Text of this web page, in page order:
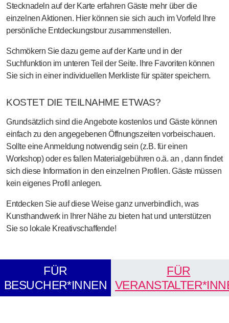
Stecknadeln auf der Karte erfahren Gäste mehr über die
einzelnen Aktionen. Hier können sie sich auch im Vorfeld Ihre
persönliche Entdeckungstour zusammenstellen.
Schmökern Sie dazu gerne auf der Karte und in der
Suchfunktion im unteren Teil der Seite. Ihre Favoriten können
Sie sich in einer individuellen Merkliste für später speichern.
KOSTET DIE TEILNAHME ETWAS?
Grundsätzlich sind die Angebote kostenlos und Gäste können
einfach zu den angegebenen Öffnungszeiten vorbeischauen.
Sollte eine Anmeldung notwendig sein (z.B. für einen
Workshop) oder es fallen Materialgebühren o.ä. an , dann findet
sich diese Information in den einzelnen Profilen. Gäste müssen
kein eigenes Profil anlegen.
Entdecken Sie auf diese Weise ganz unverbindlich, was
Kunsthandwerk in Ihrer Nähe zu bieten hat und unterstützen
Sie so lokale Kreativschaffende!
FÜR
BESUCHER*INNEN
FÜR